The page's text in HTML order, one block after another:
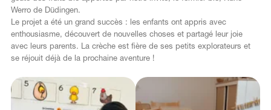
Werro de Düdingen.
Le projet a été un grand succès : les enfants ont appris avec
enthousiasme, découvert de nouvelles choses et partagé leur joie
avec leurs parents. La crèche est fière de ses petits explorateurs et
se réjouit déjà de la prochaine aventure !